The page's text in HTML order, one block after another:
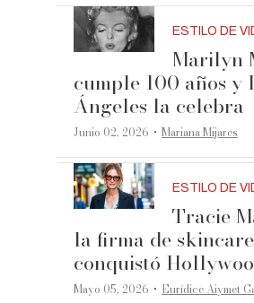
ESTILO DE
Marilyn
cumple 100 años y
Ángeles la celebra
Junio 02, 2026 ·Mariana Mijares
ESTILO DE
Tracie
la firma de
conquistó
Mayo 05, 2026 ·Eurídice Aiymet